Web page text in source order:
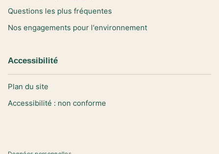
Questions les plus fréquentes
Nos engagements pour l'environnement
Accessibilité
Plan du site
Accessibilité : non conforme